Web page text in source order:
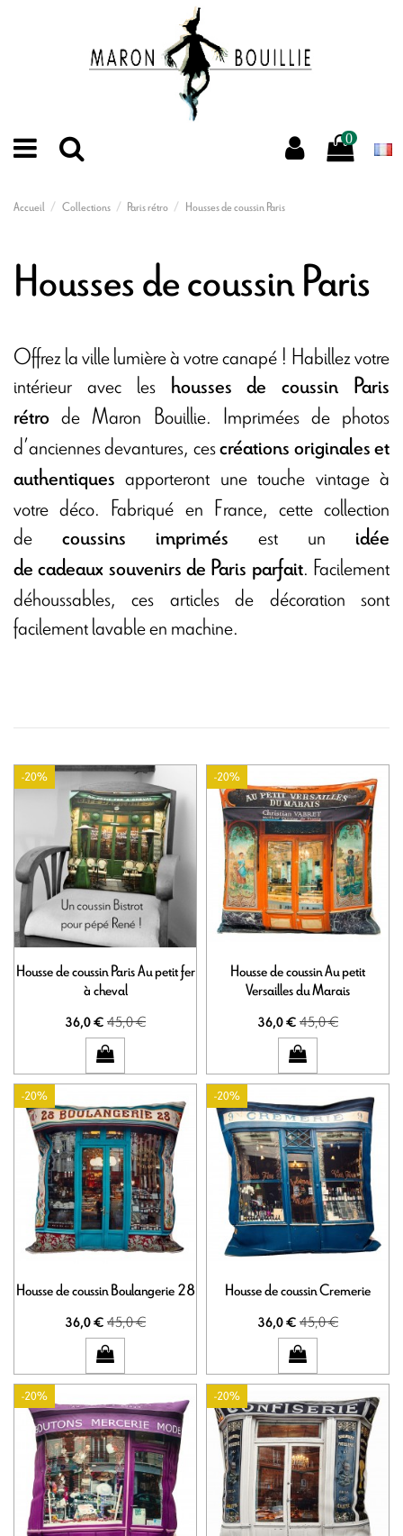
0
Accueil Collections Paris rétro Housses de coussin Paris
Housses de coussin Paris
Offrez la ville lumière à votre canapé ! Habillez votre
intérieur avec les housses de coussin Paris
rétro de Maron Bouillie. Imprimées de photos
d’anciennes devantures, cescréations originales et
authentiques apporteront une touche vintage à
votre déco. Fabriqué en France, cette collection
de coussins imprimés est un idée
de cadeaux souvenirs de Paris parfait. Facilement
déhoussables, ces articles de décoration sont
facilement lavable en machine.
-20%
Housse de coussin Paris Au petit fer
à cheval
36,0 €45,0 €
-20%
Housse de coussin Au petit
Versailles du Marais
36,0 €45,0 €
-20%
Housse de coussin Boulangerie 28
36,0 €45,0 €
-20%
Housse de coussin Cremerie
36,0 €45,0 €
-20% -20%